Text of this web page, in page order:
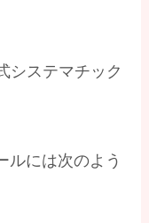
システマチック
ルには次のよう